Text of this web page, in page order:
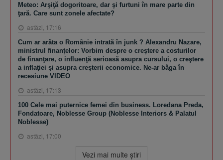
Meteo: Arşiţă dogoritoare, dar şi furtuni în mare parte din
ţară. Care sunt zonele afectate?
astăzi, 17:16
Cum ar arăta o Românie intrată în junk ? Alexandru Nazare,
ministrul finanţelor: Vorbim despre o creştere a costurilor
de finanţare, o influenţă serioasă asupra cursului, o creştere
a inflaţiei şi asupra creşterii economice. Ne-ar băga în
recesiune VIDEO
astăzi, 17:13
100 Cele mai puternice femei din business. Loredana Preda,
Fondatoare, Noblesse Group (Noblesse Interiors & Palatul
Noblesse)
astăzi, 17:00
Vezi mai multe ştiri